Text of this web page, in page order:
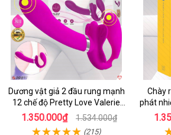
Dương vật giả 2 đầu rung mạnh
12 chế độ Pretty Love Valerie
mua ngay
1.350.000₫ 1.534.000₫
(215)
Chày
phát